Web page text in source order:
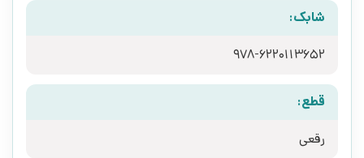
شابک:
قطع:
رقعی